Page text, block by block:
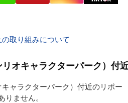
取り組みについて
オキャラクターパーク）付
ャラクターパーク）付近のリポー
りません。